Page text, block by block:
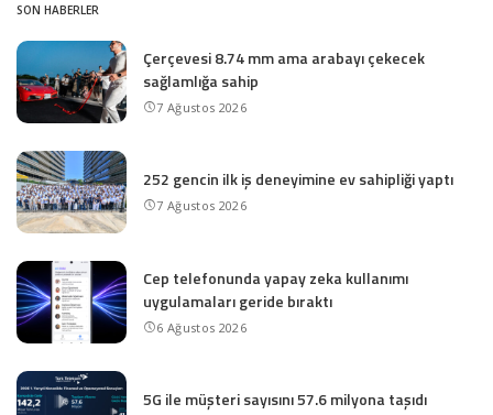
SON HABERLER
Çerçevesi 8.74 mm ama arabayı çekecek
sağlamlığa sahip
7 Ağustos 2026
252 gencin ilk iş deneyimine ev sahipliği yaptı
7 Ağustos 2026
Cep telefonunda yapay zeka kullanımı
uygulamaları geride bıraktı
6 Ağustos 2026
5G ile müşteri sayısını 57.6 milyona taşıdı